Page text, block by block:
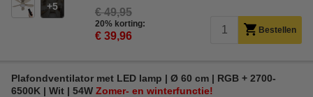
5 € 49,95
20% korting:
€ 39,96 Bestellen
Plafondventilator met LED lamp | Ø 60 cm | RGB + 2700-
6500K | Wit | 54W Zomer- en winterfunctie!